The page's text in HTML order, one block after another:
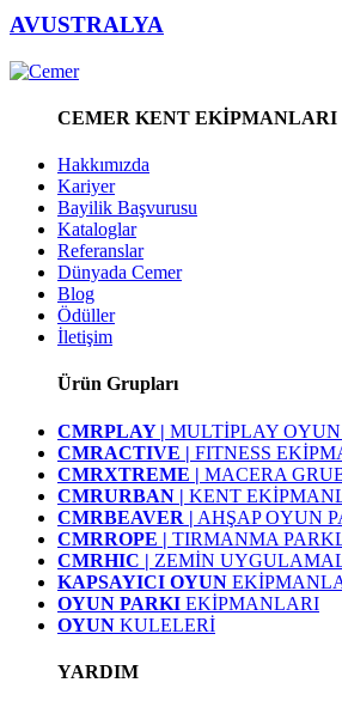
AVUSTRALYA
CEMER KENT EKİPMANLARI
Hakkımızda
Kariyer
Bayilik Başvurusu
Kataloglar
Referanslar
Dünyada Cemer
Blog
Ödüller
İletişim
Ürün Grupları
CMRPLAY | MULTİPLAY
CMRACTIVE | FITNESS
CMRXTREME | MACERA
CMRURBAN | KENT
CMRBEAVER | AHŞAP OYUN
CMRROPE | TIRMANMA
CMRHIC | ZEMİN
KAPSAYICI OYUN
OYUN PARKI EKİPMANLARI
OYUN KULELERİ
YARDIM